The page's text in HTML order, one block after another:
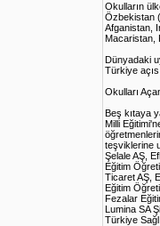
Okulların
Özbekistan
Afganistan,
Macaristan,
Dünyadaki
Türkiye
Okulları
Beş kıtaya
Milli
teşviklerine
Şelale AŞ,
Eğitim
Ticaret AŞ,
Eğitim
Fezalar
Lumina SA
Türkiye